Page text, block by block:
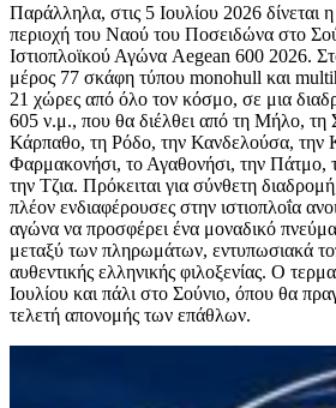
Παράλληλα, στις 5 Ιουλίου 2026 δίνεται
περιοχή του Ναού του Ποσειδώνα στο
Ιστιοπλοϊκού Αγώνα Aegean 600 2026.
μέρος 77 σκάφη τύπου monohull και
21 χώρες από όλο τον κόσμο, σε μια
605 ν.μ., που θα διέλθει από τη Μήλο, τη
Κάρπαθο, τη Ρόδο, την Κανδελούσα, την
Φαρμακονήσι, το Αγαθονήσι, την Πάτμο,
την Τζια. Πρόκειται για σύνθετη
πλέον ενδιαφέρουσες στην ιστιοπλοΐα
αγώνα να προσφέρει ένα μοναδικό
μεταξύ των πληρωμάτων, εντυπωσιακά
αυθεντικής ελληνικής φιλοξενίας. Ο
Ιουλίου και πάλι στο Σούνιο, όπου θα
τελετή απονομής των επάθλων.